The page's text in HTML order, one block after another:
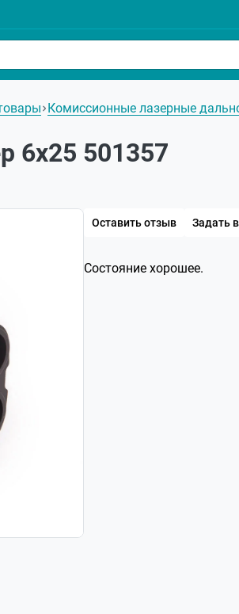
Комиссионные лазерные
6х25 501357
Оставить отзыв Задать
Состояние хорошее.